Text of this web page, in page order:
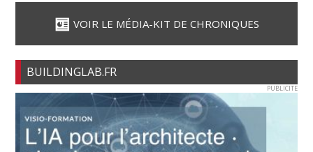
VOIR LE MÉDIA-KIT DE CHRONIQUES
BUILDINGLAB.FR
PUBLICITE